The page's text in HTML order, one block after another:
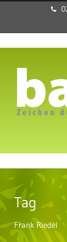
Tag
Frank Riedel